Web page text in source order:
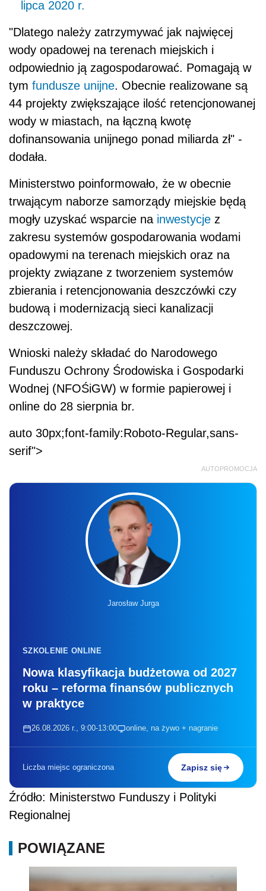
lipca 2020 r.
"Dlatego należy zatrzymywać jak najwięcej
wody opadowej na terenach miejskich i
odpowiednio ją zagospodarować. Pomagają w
tym fundusze unijne. Obecnie realizowane są
44 projekty zwiększające ilość retencjonowanej
wody w miastach, na łączną kwotę
dofinansowania unijnego ponad miliarda zł" -
dodała.
Ministerstwo poinformowało, że w obecnie
trwającym naborze samorządy miejskie będą
mogły uzyskać wsparcie na inwestycje z
zakresu systemów gospodarowania wodami
opadowymi na terenach miejskich oraz na
projekty związane z tworzeniem systemów
zbierania i retencjonowania deszczówki czy
budową i modernizacją sieci kanalizacji
deszczowej.
Wnioski należy składać do Narodowego
Funduszu Ochrony Środowiska i Gospodarki
Wodnej (NFOŚiGW) w formie papierowej i
online do 28 sierpnia br.
auto 30px;font-family:Roboto-Regular,sans-
serif">
AUTOPROMOCJA
Jarosław Jurga
SZKOLENIE ONLINE
Nowa klasyfikacja budżetowa od 2027
roku – reforma finansów publicznych
w praktyce
26.08.2026 r., 9:00-13:00 online, na żywo + nagranie
Liczba miejsc ograniczona Zapisz się
Źródło: Ministerstwo Funduszy i Polityki
Regionalnej
POWIĄZANE